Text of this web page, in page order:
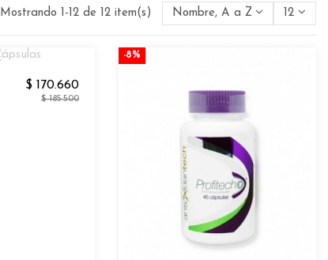
Mostrando 1-12 de 12 item(s) Nombre, A a Z 12
$ 170.660
$ 185.500
-8%